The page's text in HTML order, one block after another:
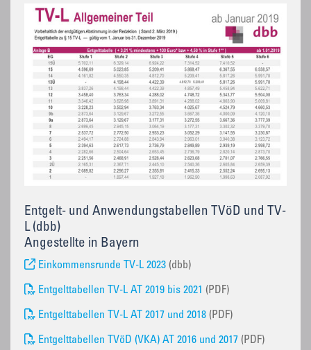
Entgelt- und Anwendungstabellen TVöD und TV-
L (dbb)
Angestellte in Bayern
Einkommensrunde TV-L 2023 (dbb)
Entgelttabellen TV-L AT 2019 bis 2021 (PDF)
Entgelttabellen TV-L AT 2017 und 2018 (PDF)
Entgelttabellen TVöD (VKA) AT 2016 und 2017 (PDF)